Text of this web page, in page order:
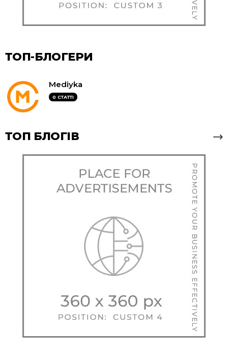
ТОП-БЛОГЕРИ
Mediyka
0 СТАТТІ
ТОП БЛОГІВ